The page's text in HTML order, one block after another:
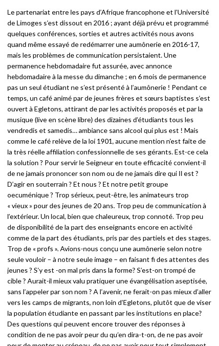
Le partenariat entre les pays d’Afrique francophone et l’Université
de Limoges s’est dissout en 2016 ; ayant déjà prévu et programmé
quelques conférences, sorties et autres activités nous avons
quand même essayé de redémarrer une aumônerie en 2016-17,
mais les problèmes de communication persistaient. Une
permanence hebdomadaire fut assurée, avec annonce
hebdomadaire à la messe du dimanche ; en 6 mois de permanence
pas un seul étudiant ne s’est présenté à l’aumônerie ! Pendant ce
temps, un café animé par de jeunes frères et sœurs baptistes s’est
ouvert à Egletons, attirant de par les activités proposés et par la
musique (live en scène libre) des dizaines d’étudiants tous les
vendredis et samedis… ambiance sans alcool qui plus est ! Mais
comme le café relève de la loi 1901, aucune mention n’est faite de
la très réelle affiliation confessionnelle de ses gérants. Est-ce cela
la solution ? Pour servir le Seigneur en toute efficacité convient-il
de ne jamais prononcer son nom ou de ne jamais dire qui Il est ?
D’agir en souterrain ? Et nous ? Et notre petit groupe
oecuménique ? Trop sérieux, peut-être, les animateurs trop
« vieux » pour des jeunes de 20 ans. Trop peu de communication à
l’extérieur. Un local, bien que chaleureux, trop connoté. Trop peu
de disponibilité de la part des enseignants encore en activité
comme de la part des étudiants, pris par des partiels et des stages.
Trop de « profs ». Avions-nous conçu une aumônerie selon notre
seule vouloir – à notre seule image – en faisant fi des attentes des
jeunes ? S’y est -on mal pris dans la forme? S’est-on trompé de
cible ? Aurait-il mieux valu pratiquer une évangélisation aseptisée,
sans l’appeler par son nom ? A l’avenir, ne ferait-on pas mieux d’aller
vers les camps de migrants, non loin d’Egletons, plutôt que de viser
la population étudiante en passant par les institutions en place?
Des questions qui peuvent encore trouver des réponses à
condition de ne pas avoir peur du qu’en dira-t-on, de ne pas avoir